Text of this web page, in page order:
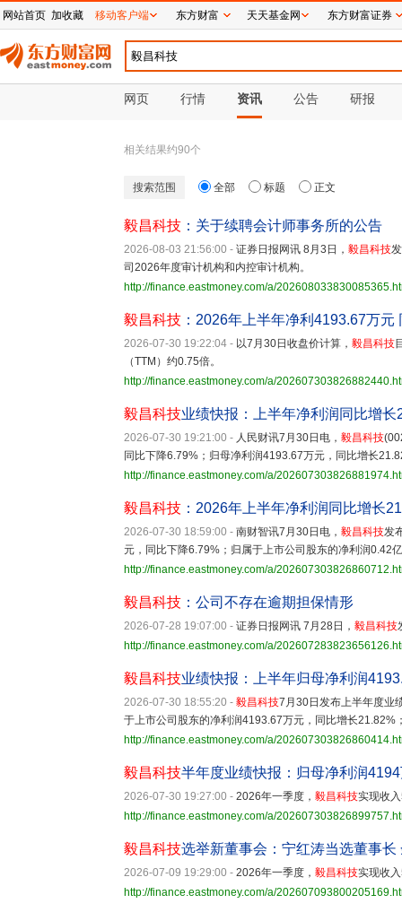
网页 行情 资讯 公告 研报
相关结果约90个
搜索范围 全部 标题 正文
毅昌科技 ：关于续聘会计师事务所的公告
2026-08-03 21:56:00 - 证券日报网讯 8月3日， 毅昌科技
司2026年度审计机构和内控审计机构。
http://finance.eastmoney.com/a/
毅昌科技 ：2026年上半年净利4193.67万元
2026-07-30 19:22:04 - 以7月30日收盘价计算， 毅昌科技
（TTM）约0.75倍。
http://finance.eastmoney.com/a/
毅昌科技业绩快报：上半年净利润同比增长
2026-07-30 19:21:00 - 人民财讯7月30日电， 毅昌科技
同比下降6.79%；归母净利润4193.67万元，同比增长
http://finance.eastmoney.com/a/
毅昌科技 ：2026年上半年净利润同比增长
2026-07-30 18:59:00 - 南财智讯7月30日电， 毅昌科技发
元，同比下降6.79%；归属于上市公司股东的净利润0.42
http://finance.eastmoney.com/a/
毅昌科技 ：公司不存在逾期担保情形
2026-07-28 19:07:00 - 证券日报网讯 7月28日， 毅昌科技
http://finance.eastmoney.com/a/
毅昌科技业绩快报：上半年归母净利润
2026-07-30 18:55:20 - 毅昌科技7月30日发布上半年度业
于上市公司股东的净利润4193.67万元，同比增长21.82%
http://finance.eastmoney.com/a/
毅昌科技半年度业绩快报：归母净利润
2026-07-30 19:27:00 - 2026年一季度， 毅昌科技实现收
http://finance.eastmoney.com/a/
毅昌科技选举新董事会：宁红涛当选董事长
2026-07-09 19:29:00 - 2026年一季度， 毅昌科技实现收
http://finance.eastmoney.com/a/
网站首页 加收藏 移动客户端 东方财富 天天基金网 东方财富证券